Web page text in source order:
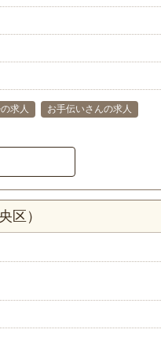
求人 お手伝いさんの求人
区）